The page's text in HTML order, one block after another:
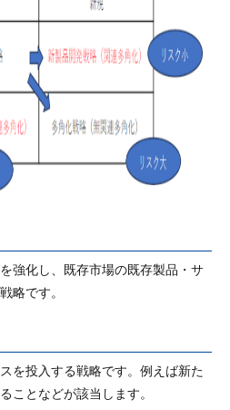
強化し、既存市場の既存製品・サ
略です。
を投入する戦略です。例えば新た
ことなどが該当します。